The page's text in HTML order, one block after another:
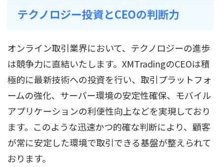
テクノロジー投資とCEOの判断力
オンライン取引業界において、テクノロジーの進歩
は競争力に直結いたします。XMTradingのCEOは積
極的に最新技術への投資を行い、取引プラットフォ
ームの強化、サーバー環境の安定性確保、モバイル
アプリケーションの利便性向上などを実現しており
ます。このような迅速かつ的確な判断により、顧客
が常に安定した環境で取引できる基盤が整えられて
おります。